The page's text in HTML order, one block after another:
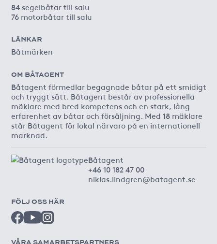
84 segelbåtar till salu
76 motorbåtar till salu
LÄNKAR
Båtmärken
OM BÅTAGENT
Båtagent förmedlar begagnade båtar på ett smidigt
och tryggt sätt. Båtagent består av professionella
mäklare med bred kompetens och en stark, lång
erfarenhet av båtar och försäljning. Med 18 mäklare
står Båtagent för lokal närvaro på en internationell
marknad.
Båtagent
+46 10 182 47 00
niklas.lindgren@batagent.se
FÖLJ OSS HÄR
VÅRA SAMARBETSPARTNERS